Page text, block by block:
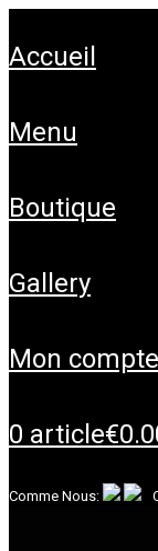
accueil
menu
boutique
gallery
mon compte
0 article
Comme Nous: